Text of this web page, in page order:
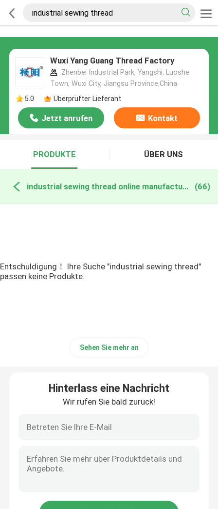
Wuxi Yang Guang Thread Factory
Zhenbei Industrial Park, Yangshi, Luoshe
Town, Wuxi City, Jiangsu Province,China
5.0
Überprüfter Lieferant
Jetzt anrufen Kontakt
PRODUKTE ÜBER UNS
industrial sewing thread online manufacture (66)
Entschuldigung！ Ihre Suche "industrial sewing thread"
passen keine Produkte.
Sehen Sie mehr an
Hinterlass eine Nachricht
Wir rufen Sie bald zurück!